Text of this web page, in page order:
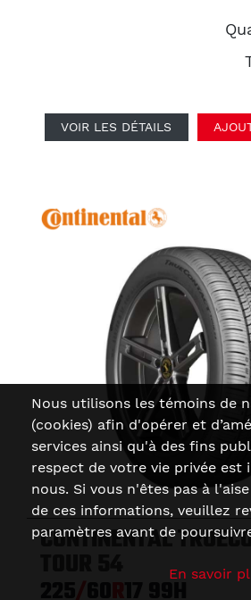
VOIR LES DÉTAILS
CONTINENTAL
Nous utilisons les témoins de
(cookies) afin d'opérer et
services ainsi qu'à des fins
respect de votre vie privée
nous. Si vous n'êtes pas à
de ces informations, veuillez
paramètres avant de
En savoir